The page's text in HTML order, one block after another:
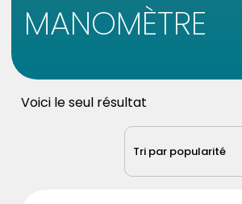
MANOMÈTRE
Voici le seul résultat